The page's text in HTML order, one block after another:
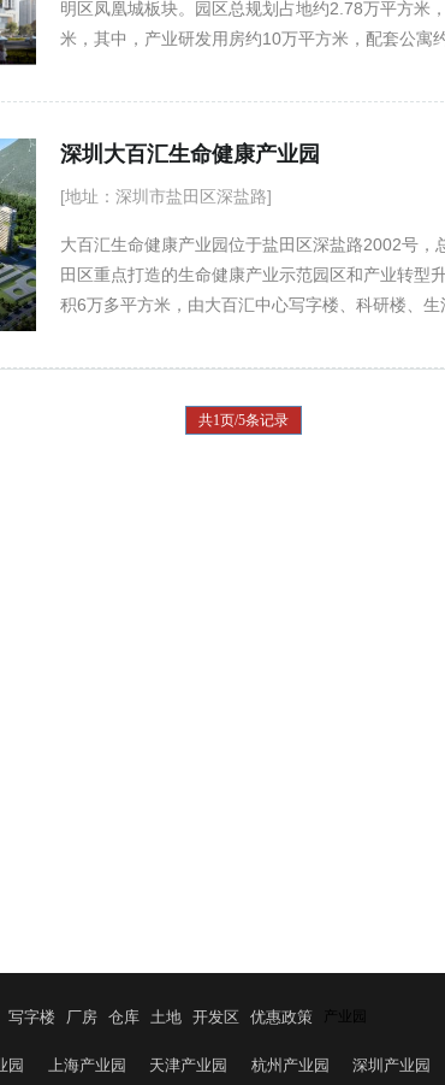
明区凤凰城板块。园区总规划占地约2.78万平方米
米，其中，产业研发用房约10万平方米，配套公寓
功能规划方面，园区包括一个卫星通信地面关口站
应用服务中心五大中心，以及中集KEPLER航天卫
牵引，以低轨卫星物联网应用产业为主导的新型产
深圳大百汇生命健康产业园
[地址：深圳市盐田区深盐路]
大百汇生命健康产业园位于盐田区深盐路2002号，
田区重点打造的生命健康产业示范园区和产业转型
积6万多平方米，由大百汇中心写字楼、科研楼、生
店、公寓和员工餐厅等。园区二期新建产业用房建
计，空间实用率高。项目配置停车位约2000个。
共1页/5条记录
产业园
写字楼 厂房 仓库 土地 开发区 优惠政策
园 上海产业园 天津产业园 杭州产业园 深圳产业园